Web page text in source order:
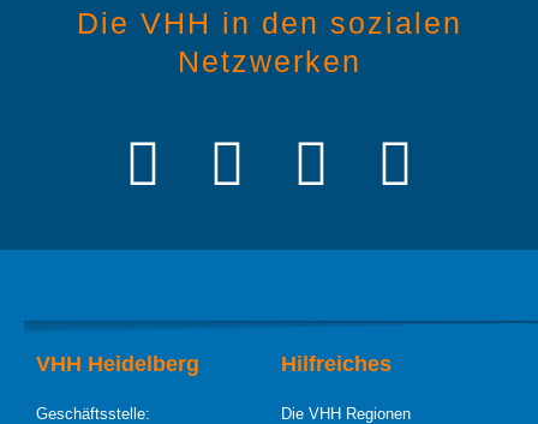
Die VHH in den sozialen
Netzwerken
VHH Heidelberg
Geschäftsstelle:
Hilfreiches
Die VHH Regionen